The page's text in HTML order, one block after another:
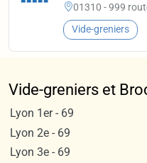
01310 - 999
Vide-greniers
Vide-greniers et
Lyon 1er - 69
Lyon 2e - 69
Lyon 3e - 69